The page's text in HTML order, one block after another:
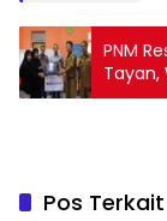
PNM
Tayan,
Sekitar
Pos Terkait